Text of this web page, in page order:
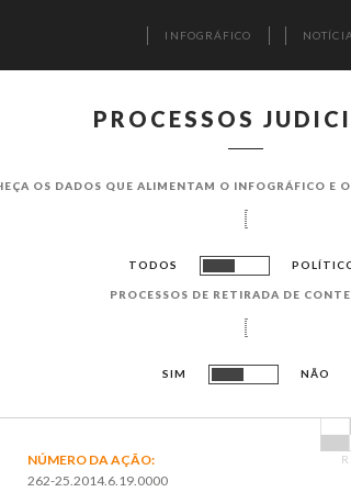
INFOGRÁFICO
PROCESSOS
OS DADOS QUE ALIMENTAM O INFOGRÁF​ICO E
TODOS
PROCESSOS DE RETIRADA DE
SIM NÃO
NÚMERO DA AÇÃO:
262-25.2014.6.19.0000